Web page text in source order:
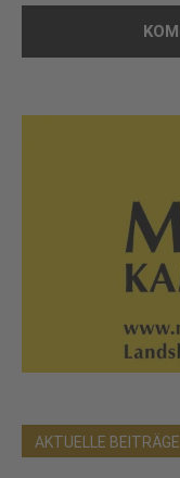
AKTUELLE BEITRÄGE